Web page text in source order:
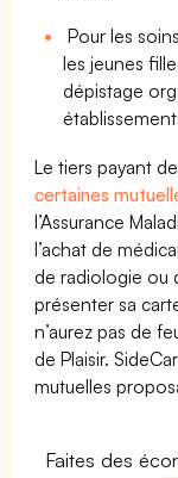
Pour les
les jeunes
dépistage
Le tiers payant
certaines
l’Assurance
l’achat de
de radiologie ou
présenter sa
n’aurez pas de
de Plaisir.
mutuelles
Faites des